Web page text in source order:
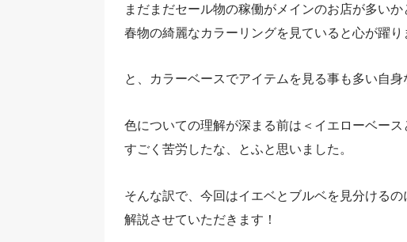
まだまだセール物の稼働がメインのお店が多い
春物の綺麗なカラーリングを見ていると心が躍り
と、カラーベースでアイテムを見る事も多い自
色についての理解が深まる前は＜イエローベー
すごく苦労したな、とふと思いました。
そんな訳で、今回はイエベとブルベを見分ける
解説させていただきます！